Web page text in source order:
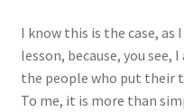
Categories
Events
I know this is the case,
lesson, because, you
the people who put their
To me, it is more than